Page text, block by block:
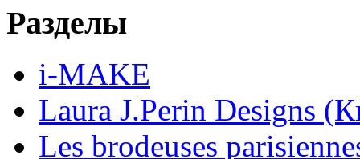
Разделы
i-MAKE
Laura J.Perin Designs
Les brodeuses